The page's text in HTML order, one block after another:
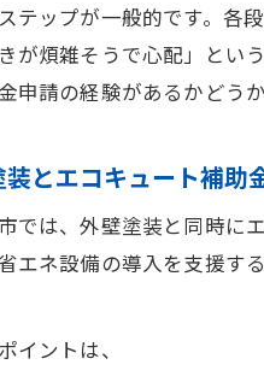
テップが一般的です。各
きが煩雑そうで心配」と
申請の経験があるかどう
とエコキュート補助
では、外壁塗装と同時に
エネ設備の導入を支援す
イントは、